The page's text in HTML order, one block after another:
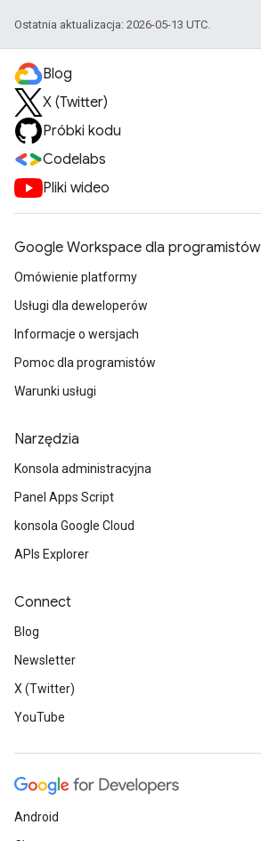
Ostatnia aktualizacja: 2026-05-13 UTC.
Blog
X (Twitter)
Próbki kodu
Codelabs
Pliki wideo
Google Workspace dla programistów
Omówienie platformy
Usługi dla deweloperów
Informacje o wersjach
Pomoc dla programistów
Warunki usługi
Narzędzia
Konsola administracyjna
Panel Apps Script
konsola Google Cloud
APIs Explorer
Connect
Blog
Newsletter
X (Twitter)
YouTube
Android